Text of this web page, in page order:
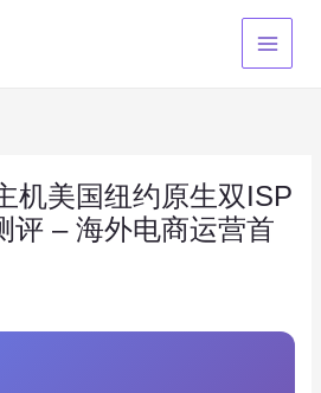
机美国纽约原生双ISP
评 – 海外电商运营首